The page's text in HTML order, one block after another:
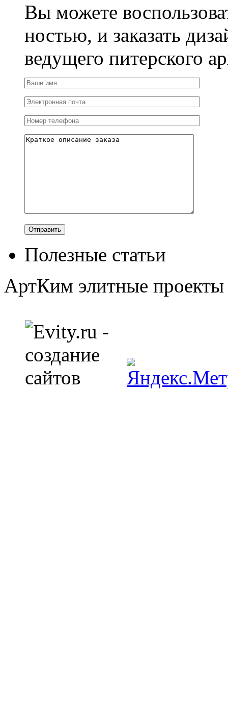
Вы можете
ностью, и заказать
ведущего питерского
Полезные статьи
АртКим элитные